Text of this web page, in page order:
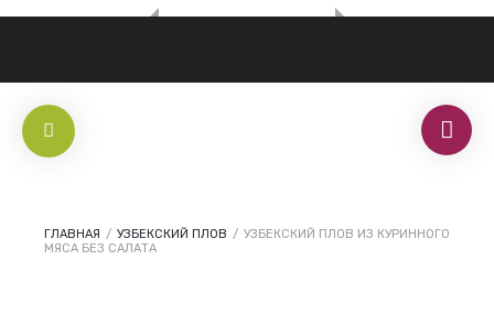
ГЛАВНАЯ / УЗБЕКСКИЙ ПЛОВ / УЗБЕКСКИЙ ПЛОВ ИЗ КУРИННОГО
МЯСА БЕЗ САЛАТА